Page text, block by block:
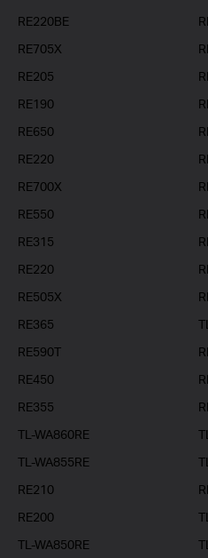
RE220BE
RE705X
RE205
RE190
RE650
RE220
RE700X
RE550
RE315
RE220
RE505X
RE365
RE590T
RE450
RE355
TL-WA860RE
TL-WA855RE
RE210
RE200
TL-WA850RE